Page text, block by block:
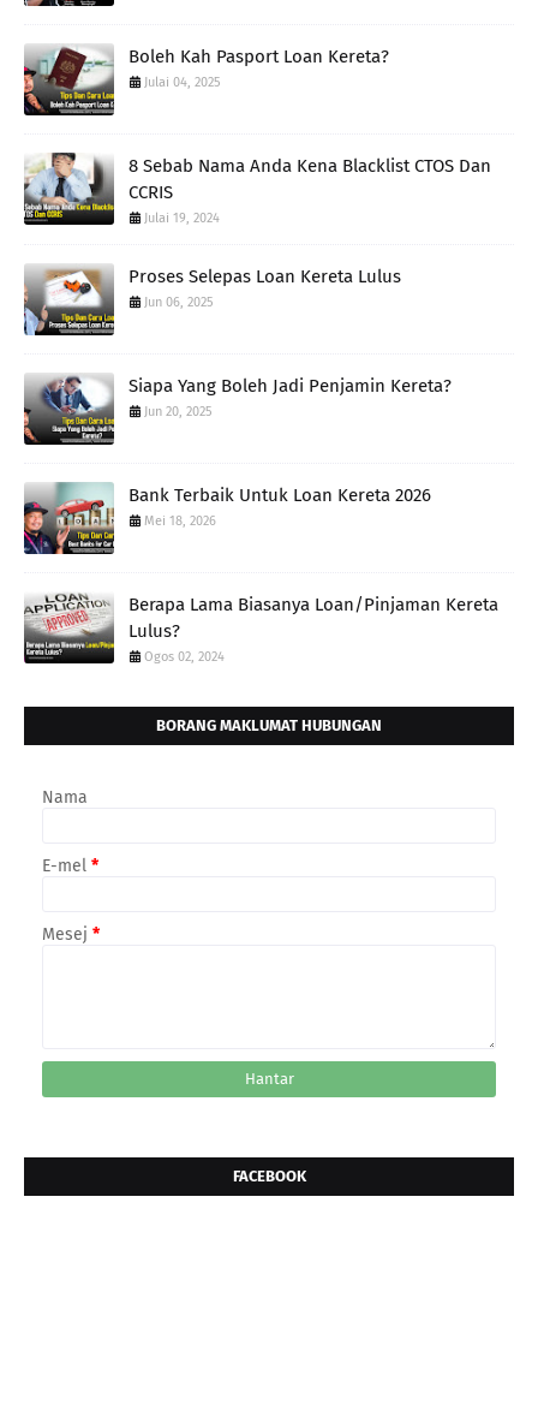
Boleh Kah Pasport Loan Kereta?
Julai 04, 2025
8 Sebab Nama Anda Kena Blacklist CTOS Dan
CCRIS
Julai 19, 2024
Proses Selepas Loan Kereta Lulus
Jun 06, 2025
Siapa Yang Boleh Jadi Penjamin Kereta?
Jun 20, 2025
Bank Terbaik Untuk Loan Kereta 2026
Mei 18, 2026
Berapa Lama Biasanya Loan/Pinjaman Kereta
Lulus?
Ogos 02, 2024
BORANG MAKLUMAT HUBUNGAN
Nama
E-mel *
Mesej *
FACEBOOK